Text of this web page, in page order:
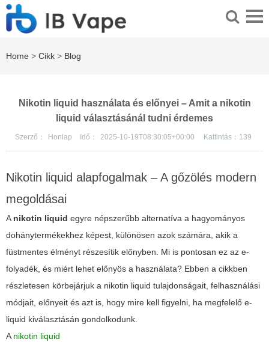
Home > Cikk > Blog
Nikotin liquid használata és előnyei – Amit a nikotin
liquid választásánál tudni érdemes
Szerző： Honlap Idő： 2025-10-19T08:30:05+00:00 Kattintás： 139
Nikotin liquid alapfogalmak – A gőzölés modern
megoldásai
Anikotin liquid egyre népszerűbb alternatíva a hagyományos
dohánytermékekhez képest, különösen azok számára, akik a
füstmentes élményt részesítik előnyben. Mi is pontosan ez az e-
folyadék, és miért lehet előnyös a használata? Ebben a cikkben
részletesen körbejárjuk a nikotin liquid tulajdonságait, felhasználási
módjait, előnyeit és azt is, hogy mire kell figyelni, ha megfelelő e-
liquid kiválasztásán gondolkodunk.
Anikotin liquid